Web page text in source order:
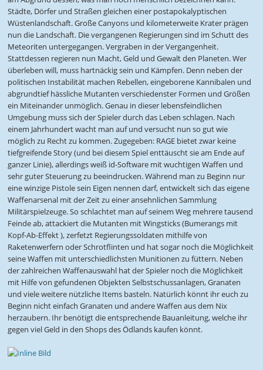
Städte, Dörfer und Straßen gleichen einer postapokalyptischen
Wüstenlandschaft. Große Canyons und kilometerweite Krater prägen
nun die Landschaft. Die vergangenen Regierungen sind im Schutt des
Meteoriten untergegangen. Vergraben in der Vergangenheit.
Stattdessen regieren nun Macht, Geld und Gewalt den Planeten. Wer
überleben will, muss hartnäckig sein und Kämpfen. Denn neben der
politischen Instabilität machen Rebellen, eingeborene Kannibalen und
abgrundtief hässliche Mutanten verschiedenster Formen und Größen
ein Miteinander unmöglich. Genau in dieser lebensfeindlichen
Umgebung muss sich der Spieler durch das Leben schlagen. Nach
einem Jahrhundert wacht man auf und versucht nun so gut wie
möglich zu Recht zu kommen. Zugegeben: RAGE bietet zwar keine
tiefgreifende Story (und bei diesem Spiel enttäuscht sie am Ende auf
ganzer Linie), allerdings weiß id-Software mit wuchtigen Waffen und
sehr guter Steuerung zu beeindrucken. Während man zu Beginn nur
eine winzige Pistole sein Eigen nennen darf, entwickelt sich das eigene
Waffenarsenal mit der Zeit zu einer ansehnlichen Sammlung
Militärspielzeuge. So schlachtet man auf seinem Weg mehrere tausend
Feinde ab, attackiert die Mutanten mit Wingsticks (Bumerangs mit
Kopf-Ab-Effekt ), zerfetzt Regierungssoldaten mithilfe von
Raketenwerfern oder Schrotflinten und hat sogar noch die Möglichkeit
seine Waffen mit unterschiedlichsten Munitionen zu füttern. Neben
der zahlreichen Waffenauswahl hat der Spieler noch die Möglichkeit
mit Hilfe von gefundenen Objekten Selbstschussanlagen, Granaten
und viele weitere nützliche Items basteln. Natürlich könnt ihr euch zu
Beginn nicht einfach Granaten und andere Waffen aus dem Nix
herzaubern. Ihr benötigt die entsprechende Bauanleitung, welche ihr
gegen viel Geld in den Shops des Ödlands kaufen könnt.